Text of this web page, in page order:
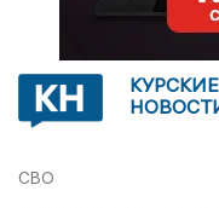
КУРСКИЕ
СВО